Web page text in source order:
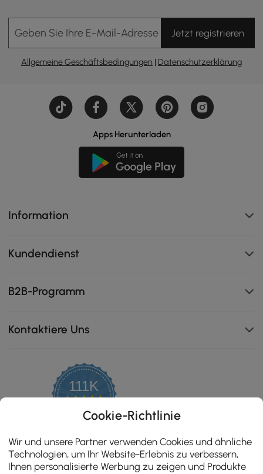
Geben Sie Ihre E-Mail-Adresse EinJetzt registrieren
Allgemeine Geschäftsbedingungen | Datenschutzerklärung
Apps Herunterladen
Information
Kundendienst
B2B-Programm
Kontaktiere Uns
111K
4.8
star
rating
ZERTIFIZIERTE BEWERTUNGEN
Cookie-Richtlinie
Wir und unsere Partner verwenden Cookies und ähnliche
Technologien, um Ihr Website-Erlebnis zu verbessern,
Ihnen personalisierte Werbung zu zeigen und Produkte